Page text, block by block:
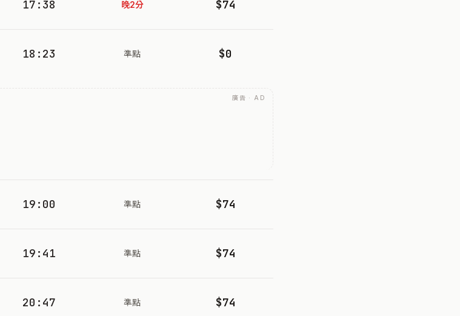
17:38 晚2分 $74
18:23 準點 $0
廣告 · AD
19:00 準點 $74
19:41 準點 $74
20:47 準點 $74